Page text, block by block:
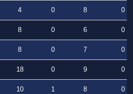
4 0 8
0
8 0 6
0
8 0 7
0
18 0 9
0
10 1 8
0